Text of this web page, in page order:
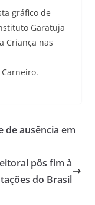
gráfico de
Garatuja
Criança nas
de ausência em
pôs fim à
do Brasil